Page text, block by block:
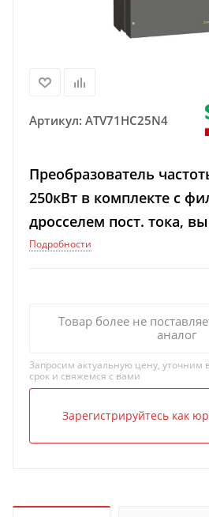
Артикул: ATV71HC25N4
Преобразователь
250кВт в комплекте с
дросселем пост. тока,
графическим
Подробности
Товар более не
аналог
Запросим актуальную цену, уточним
срок и свяжемся с вами
Зарегистрируйтесь как